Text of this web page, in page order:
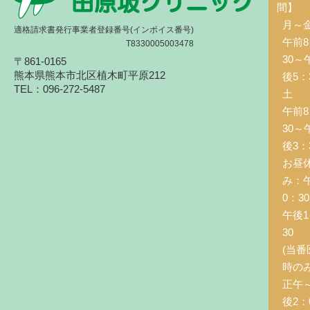
適格請求書発行事業者登録番号(インボイス番号)
T8330005003478
〒861-0165
熊本県熊本市北区植木町平原212
TEL：096-272-5487
間】
月～
午前
30～
後5
土
午前
30～
後3
お昼
み：
0：
午後
30
(当番
時の
正午
後2